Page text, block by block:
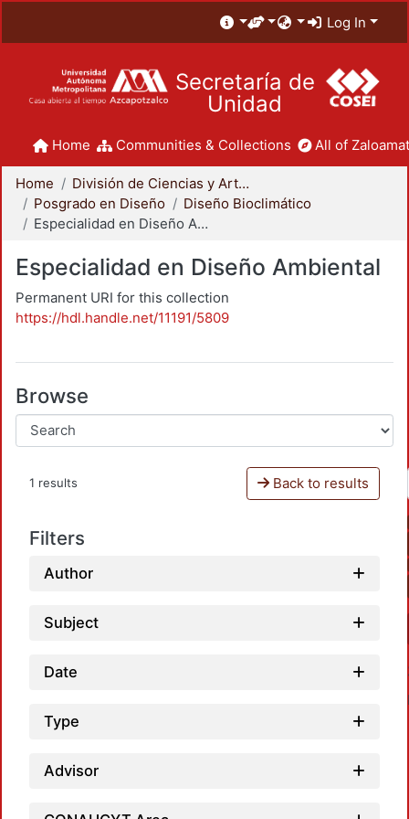
Log In
Secretaría de
Unidad
Home Communities & Collections All of
Home
División de Ciencias y Artes para el Diseño
Posgrado en Diseño
Diseño Bioclimático
Especialidad en Diseño Ambiental
Especialidad en Diseño Ambiental
Permanent URI for this collection
https://hdl.handle.net/11191/5809
Browse
1 results Back to results
Filters
Author
Subject
Date
Type
Advisor